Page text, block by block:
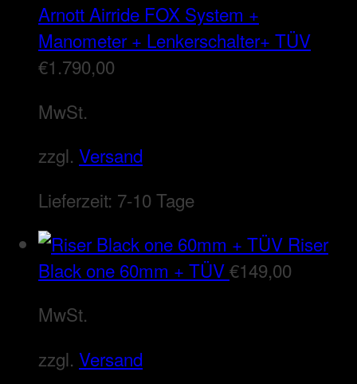
Arnott Airride FOX System +
Manometer + Lenkerschalter+ TÜV
€1.790,00
MwSt.
zzgl. Versand
Lieferzeit: 7-10 Tage
Riser
Black one 60mm + TÜV€149,00
MwSt.
zzgl. Versand